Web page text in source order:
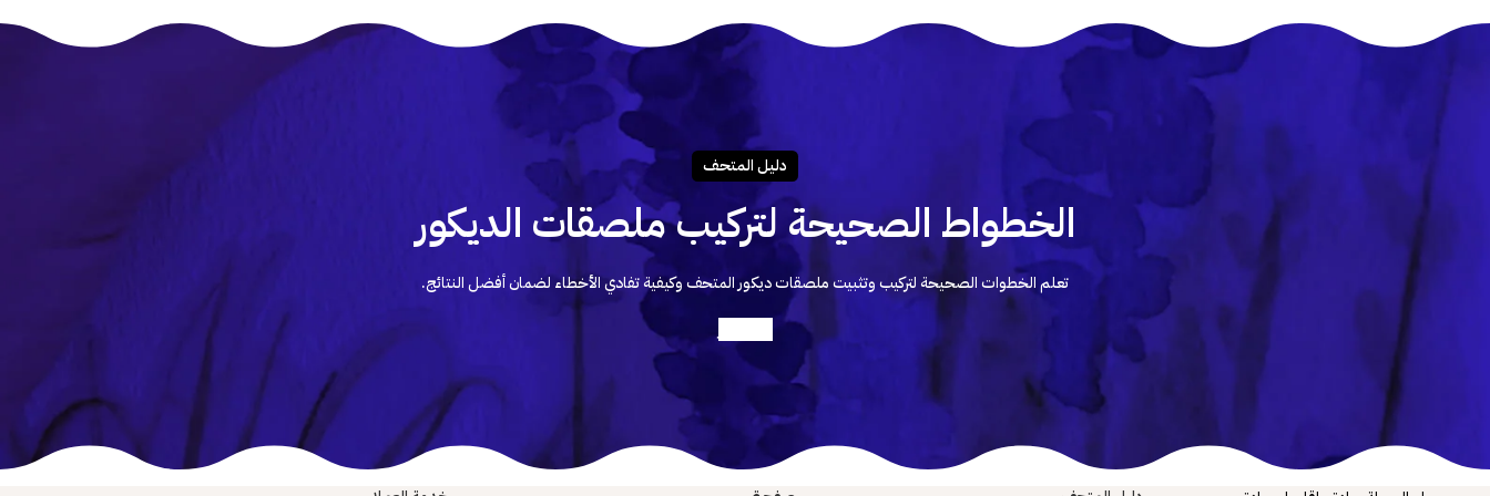
دليـل المتحـف
الخطواط الصحيحة لتركيب ملصقات الديكور
تعلم الخطوات الصحيحة لتركيب وتثبيت ملصقات ديكور المتحف وكيفية تفادي الأخطاء لضمان أفضل النتائج.